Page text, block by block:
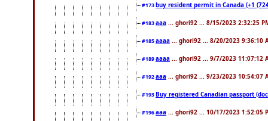
#173buy resident permit in Canada (+1
#183aaa ... ghori92 ... 8/15/2023 2:32:25
#185aaaa ... ghori92 ... 8/20/2023 9:36:10
#189aaaa ... ghori92 ... 9/7/2023 11:07:12
#192aaa ... ghori92 ... 9/23/2023 10:54:07
#193Buy registered Canadian passport
#196aaa ... ghori92 ... 10/17/2023 1:52:05